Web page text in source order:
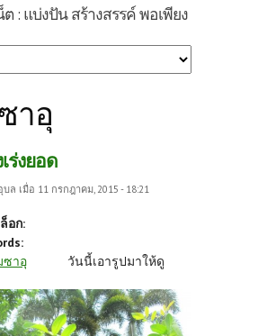
: แบ่งปัน สร้างสรรค์ พอเพียง
าอุ
ร่งยอด
บล เมื่อ 11 กรกฎาคม, 2015 - 18:21
อก:
ซาอุ วันนี้เอารูปมาให้ดู